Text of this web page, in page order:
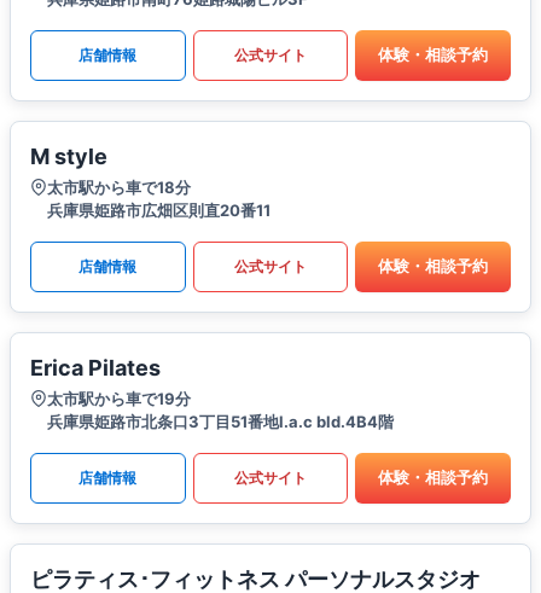
店舗情報 公式サイト 体験・相談予約
M style
太市駅から車で18分
兵庫県姫路市広畑区則直20番11
店舗情報 公式サイト 体験・相談予約
Erica Pilates
太市駅から車で19分
兵庫県姫路市北条口3丁目51番地l.a.c bld.4B4階
店舗情報 公式サイト 体験・相談予約
ピラティス･フィットネス パーソナルスタジオ